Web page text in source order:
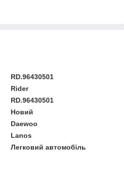
RD.96430501
Rider
RD.96430501
Новий
Daewoo
Lanos
Легковий автомобіль